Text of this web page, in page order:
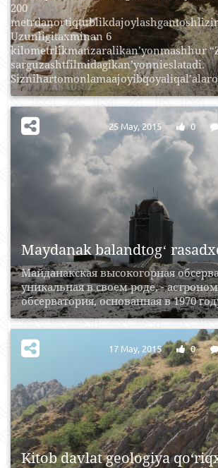
200
Uzunligitaxminan 6
kilometrlikmanzaralikan’yonmashhur
sarguzashtfilmidagikan’yonnieslatadi.
Maydanak balandtogʻ
Майданакская высокогорная
уникальная в своем роде, -
обсерватория, основанная в 1970
25 May, 2015 0
Kitob davlat geologiya
17 May, 2015 0